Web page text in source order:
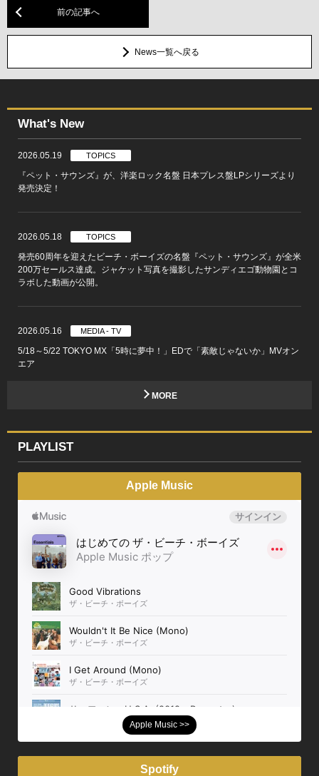
前の記事へ
News一覧へ戻る
What's New
2026.05.19 TOPICS
『ペット・サウンズ』が、洋楽ロック名盤 日本プレス盤LPシリーズより
発売決定！
2026.05.18 TOPICS
発売60周年を迎えたビーチ・ボーイズの名盤『ペット・サウンズ』が全米
200万セールス達成。ジャケット写真を撮影したサンディエゴ動物園とコ
ラボした動画が公開。
2026.05.16 MEDIA - TV
5/18～5/22 TOKYO MX「5時に夢中！」EDで「素敵じゃないか」MVオン
エア
MORE
PLAYLIST
Apple Music
Apple Music >>
Spotify